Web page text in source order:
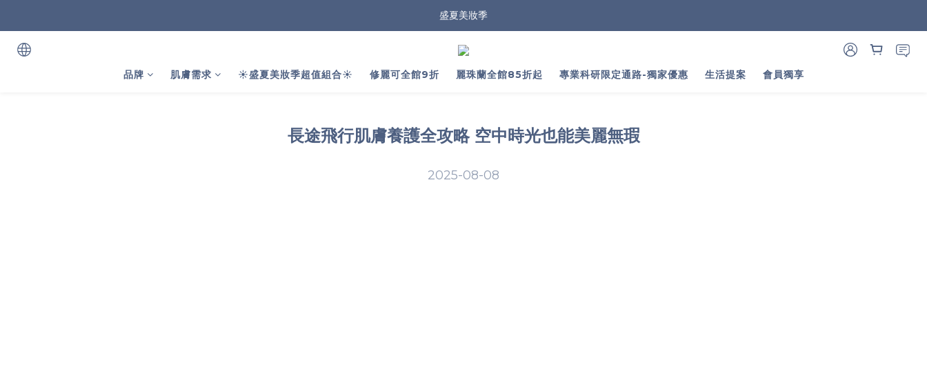
盛夏美妝季
品牌 肌膚需求 ☀️盛夏美妝季超值組合☀️ 修麗可全館9折 麗珠蘭全館85折起 專業科研限定通路-獨家優惠 生活提案 會員獨享
長途飛行肌膚養護全攻略 空中時光也能美麗無瑕
2025-08-08